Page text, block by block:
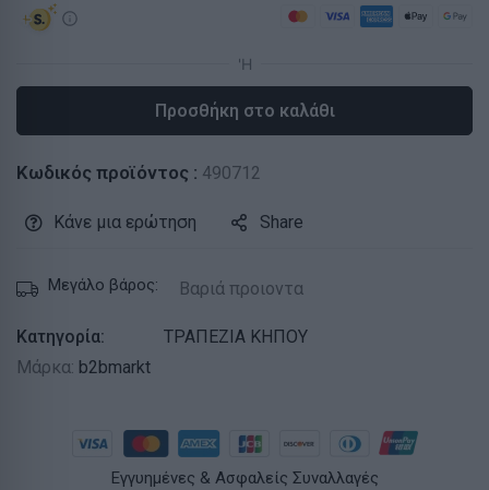
Προσθήκη στο καλάθι
Κωδικός προϊόντος : 490712
Κάνε μια ερώτηση Share
Μεγάλο βάρος: Βαριά προιοντα
Κατηγορία:
ΤΡΑΠΕΖΙΑ ΚΗΠΟΥ
Μάρκα: b2bmarkt
Εγγυημένες & Ασφαλείς Συναλλαγές